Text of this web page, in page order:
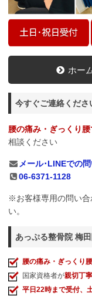
ホー
今すぐご連絡くださ
腰の痛み・ぎっくり
相談ください
メール･LINEでの
06-6371-1128
※お客様専用の問い合
い。
あっぷる整骨院 梅
腰の痛み・ぎっくり
国家資格者が親切丁
平日22時まで受付、